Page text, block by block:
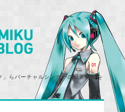
」らバーチャルシンガーの最新情報を